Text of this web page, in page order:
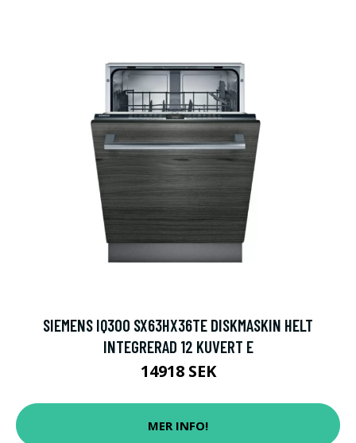
SIEMENS IQ300 SX63HX36TE DISKMASKIN HELT
INTEGRERAD 12 KUVERT E
14918 SEK
MER INFO!